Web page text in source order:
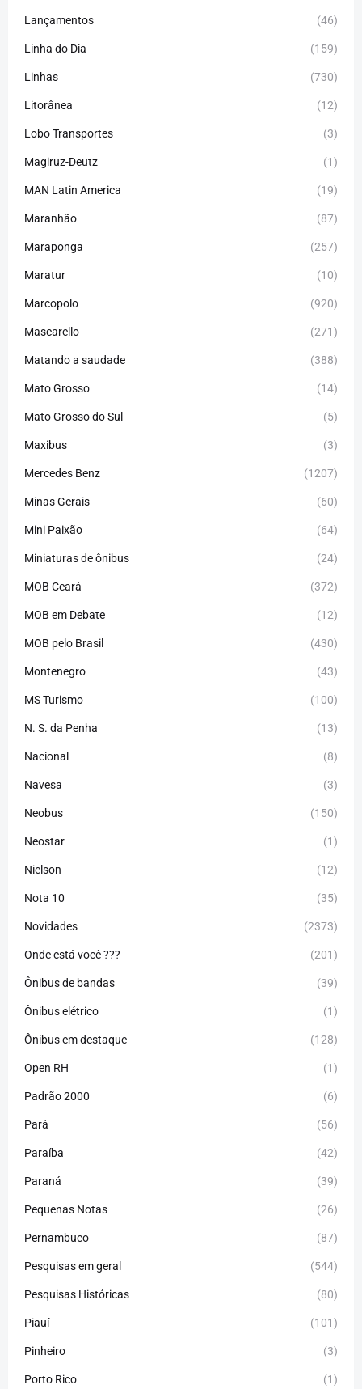
Lançamentos (46)
Linha do Dia (159)
Linhas (730)
Litorânea (12)
Lobo Transportes (3)
Magiruz-Deutz (1)
MAN Latin America (19)
Maranhão (87)
Maraponga (257)
Maratur (10)
Marcopolo (920)
Mascarello (271)
Matando a saudade (388)
Mato Grosso (14)
Mato Grosso do Sul (5)
Maxibus (3)
Mercedes Benz (1207)
Minas Gerais (60)
Mini Paixão (64)
Miniaturas de ônibus (24)
MOB Ceará (372)
MOB em Debate (12)
MOB pelo Brasil (430)
Montenegro (43)
MS Turismo (100)
N. S. da Penha (13)
Nacional (8)
Navesa (3)
Neobus (150)
Neostar (1)
Nielson (12)
Nota 10 (35)
Novidades (2373)
Onde está você ??? (201)
Ônibus de bandas (39)
Ônibus elétrico (1)
Ônibus em destaque (128)
Open RH (1)
Padrão 2000 (6)
Pará (56)
Paraíba (42)
Paraná (39)
Pequenas Notas (26)
Pernambuco (87)
Pesquisas em geral (544)
Pesquisas Históricas (80)
Piauí (101)
Pinheiro (3)
Porto Rico (1)